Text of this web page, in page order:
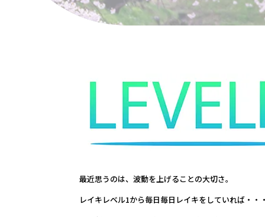
最近思うのは、波動を上げることの大切さ。
レイキレベル1から毎日毎日レイキをしていれば・・